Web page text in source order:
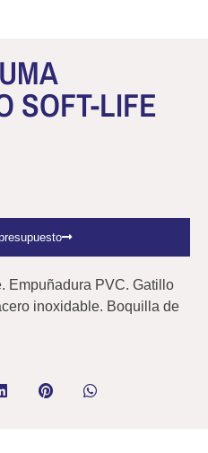
SOFT-LIFE
Empuñadura PVC. Gatillo
inoxidable. Boquilla de